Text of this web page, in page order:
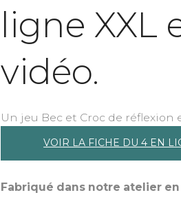
ligne XXL
vidéo.
Un jeu Bec et Croc de réflexion
VOIR LA FICHE DU 4 EN
Fabriqué dans notre atelier en